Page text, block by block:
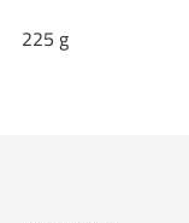
225 g